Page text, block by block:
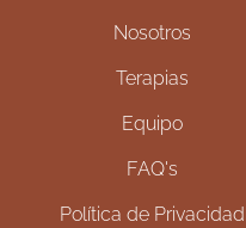
Nosotros
Terapias
Equipo
FAQ's
Política de Privacidad